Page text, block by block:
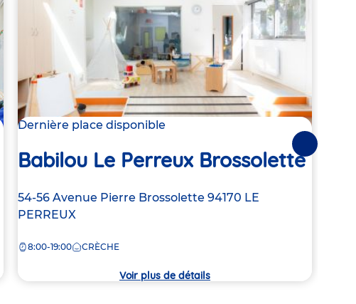
Dernière place disponible
Babilou Le Perreux Brossolette
Adresse
de
crèche
54-56 Avenue Pierre Brossolette 94170 LE
PERREUX
8:00-19:00 CRÈCHE
Voir plus de détails
Suivantes